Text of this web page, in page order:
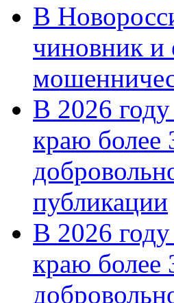
В
чиновник и
В 2026
краю более
публикации
В 2026
краю более